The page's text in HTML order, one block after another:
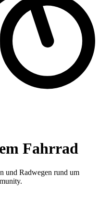
Fahrrad
und Radwegen rund um